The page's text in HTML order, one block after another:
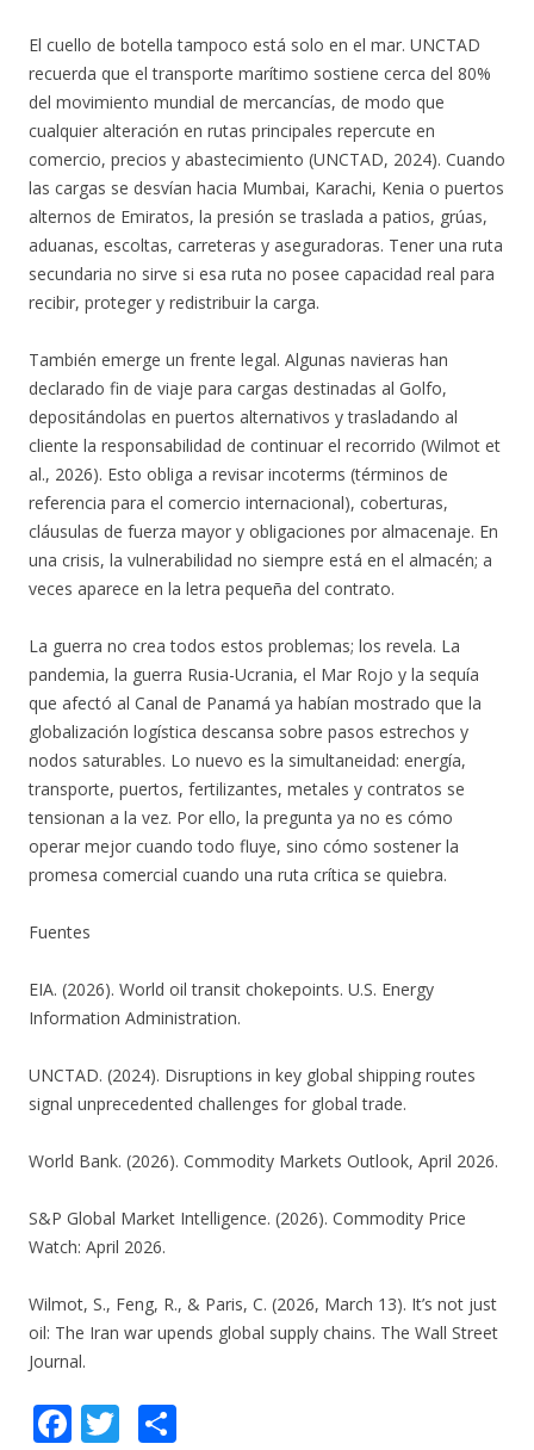
El cuello de botella tampoco está solo en el mar. UNCTAD
recuerda que el transporte marítimo sostiene cerca del 80%
del movimiento mundial de mercancías, de modo que
cualquier alteración en rutas principales repercute en
comercio, precios y abastecimiento (UNCTAD, 2024). Cuando
las cargas se desvían hacia Mumbai, Karachi, Kenia o puertos
alternos de Emiratos, la presión se traslada a patios, grúas,
aduanas, escoltas, carreteras y aseguradoras. Tener una ruta
secundaria no sirve si esa ruta no posee capacidad real para
recibir, proteger y redistribuir la carga.
También emerge un frente legal. Algunas navieras han
declarado fin de viaje para cargas destinadas al Golfo,
depositándolas en puertos alternativos y trasladando al
cliente la responsabilidad de continuar el recorrido (Wilmot et
al., 2026). Esto obliga a revisar incoterms (términos de
referencia para el comercio internacional), coberturas,
cláusulas de fuerza mayor y obligaciones por almacenaje. En
una crisis, la vulnerabilidad no siempre está en el almacén; a
veces aparece en la letra pequeña del contrato.
La guerra no crea todos estos problemas; los revela. La
pandemia, la guerra Rusia-Ucrania, el Mar Rojo y la sequía
que afectó al Canal de Panamá ya habían mostrado que la
globalización logística descansa sobre pasos estrechos y
nodos saturables. Lo nuevo es la simultaneidad: energía,
transporte, puertos, fertilizantes, metales y contratos se
tensionan a la vez. Por ello, la pregunta ya no es cómo
operar mejor cuando todo fluye, sino cómo sostener la
promesa comercial cuando una ruta crítica se quiebra.
Fuentes
EIA. (2026). World oil transit chokepoints. U.S. Energy
Information Administration.
UNCTAD. (2024). Disruptions in key global shipping routes
signal unprecedented challenges for global trade.
World Bank. (2026). Commodity Markets Outlook, April 2026.
S&P Global Market Intelligence. (2026). Commodity Price
Watch: April 2026.
Wilmot, S., Feng, R., & Paris, C. (2026, March 13). It’s not just
oil: The Iran war upends global supply chains. The Wall Street
Journal.
F T